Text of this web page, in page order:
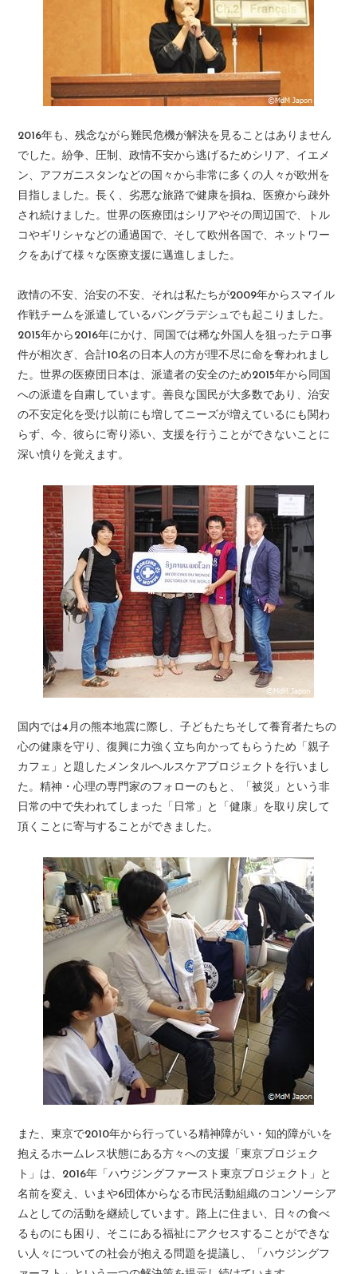
2016年も、残念ながら難民危機が解決を見ることはありません
でした。紛争、圧制、政情不安から逃げるためシリア、イエメ
ン、アフガニスタンなどの国々から非常に多くの人々が欧州を
目指しました。長く、劣悪な旅路で健康を損ね、医療から疎外
され続けました。世界の医療団はシリアやその周辺国で、トル
コやギリシャなどの通過国で、そして欧州各国で、ネットワー
クをあげて様々な医療支援に邁進しました。
政情の不安、治安の不安、それは私たちが2009年からスマイル
作戦チームを派遣しているバングラデシュでも起こりました。
2015年から2016年にかけ、同国では稀な外国人を狙ったテロ事
件が相次ぎ、合計10名の日本人の方が理不尽に命を奪われまし
た。世界の医療団日本は、派遣者の安全のため2015年から同国
への派遣を自粛しています。善良な国民が大多数であり、治安
の不安定化を受け以前にも増してニーズが増えているにも関わ
らず、今、彼らに寄り添い、支援を行うことができないことに
深い憤りを覚えます。
国内では4月の熊本地震に際し、子どもたちそして養育者たちの
心の健康を守り、復興に力強く立ち向かってもらうため「親子
カフェ」と題したメンタルヘルスケアプロジェクトを行いまし
た。精神・心理の専門家のフォローのもと、「被災」という非
日常の中で失われてしまった「日常」と「健康」を取り戻して
頂くことに寄与することができました。
また、東京で2010年から行っている精神障がい・知的障がいを
抱えるホームレス状態にある方々への支援「東京プロジェク
ト」は、2016年「ハウジングファースト東京プロジェクト」と
名前を変え、いまや6団体からなる市民活動組織のコンソーシア
ムとしての活動を継続しています。路上に住まい、日々の食べ
るものにも困り、そこにある福祉にアクセスすることができな
い人々についての社会が抱える問題を提議し、「ハウジングフ